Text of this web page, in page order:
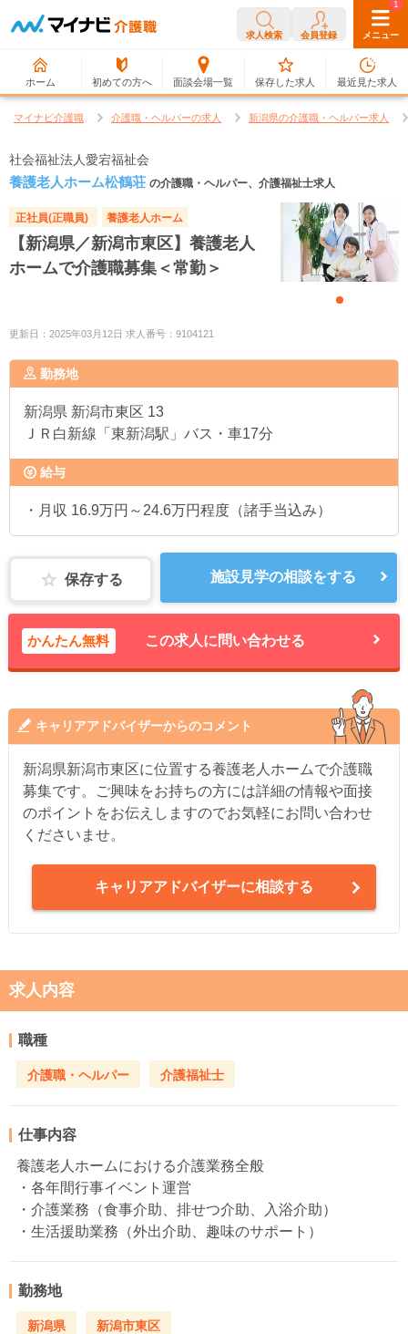
求人検索 会員登録 メニュー
ホーム 初めての方へ 面談会場一覧
0
保存した求人
1
最近見た求人
マイナビ介護職 介護職・ヘルパーの求人 新潟県の介護職・ヘルパー求人
社会福祉法人愛宕福祉会
養護老人ホーム松鶴荘 の介護職・ヘルパー、介護福祉士求人
正社員(正職員) 養護老人ホーム
【新潟県／新潟市東区】養護老人
ホームで介護職募集＜常勤＞
更新日：2025年03月12日 求人番号：9104121
勤務地
新潟県 新潟市東区 13
ＪＲ白新線「東新潟駅」バス・車17分
給与
・月収 16.9万円～24.6万円程度（諸手当込み）
保存する 施設見学の相談をする
かんたん無料 この求人に問い合わせる
キャリアアドバイザーからのコメント
新潟県新潟市東区に位置する養護老人ホームで介護職
募集です。ご興味をお持ちの方には詳細の情報や面接
のポイントをお伝えしますのでお気軽にお問い合わせ
くださいませ。
キャリアアドバイザーに相談する
求人内容
職種
介護職・ヘルパー 介護福祉士
仕事内容
養護老人ホームにおける介護業務全般
・各年間行事イベント運営
・介護業務（食事介助、排せつ介助、入浴介助）
・生活援助業務（外出介助、趣味のサポート）
勤務地
新潟県 新潟市東区